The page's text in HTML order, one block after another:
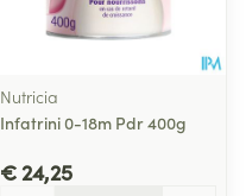
Nutricia
Infatrini 0-18m Pdr 400g
€ 24,25